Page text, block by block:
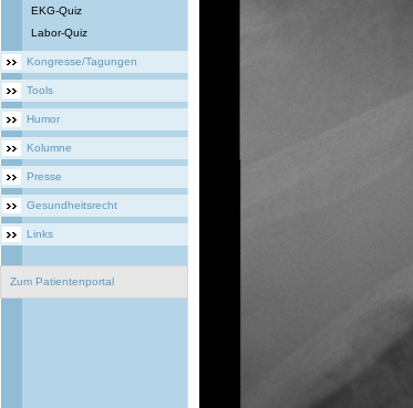
EKG-Quiz
Labor-Quiz
Kongresse/Tagungen
Tools
Humor
Kolumne
Presse
Gesundheitsrecht
Links
Zum Patientenportal